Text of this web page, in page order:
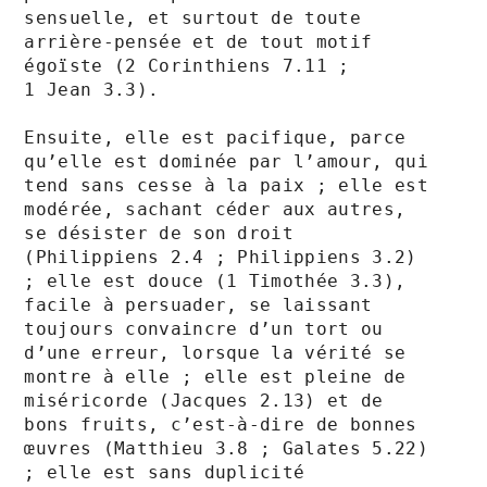
sensuelle, et surtout de toute
arrière-pensée et de tout motif
égoïste (2 Corinthiens 7.11 ;
1 Jean 3.3).
Ensuite, elle est pacifique, parce
qu’elle est dominée par l’amour, qui
tend sans cesse à la paix ; elle est
modérée, sachant céder aux autres,
se désister de son droit
(Philippiens 2.4 ; Philippiens 3.2)
; elle est douce (1 Timothée 3.3),
facile à persuader, se laissant
toujours convaincre d’un tort ou
d’une erreur, lorsque la vérité se
montre à elle ; elle est pleine de
miséricorde (Jacques 2.13) et de
bons fruits, c’est-à-dire de bonnes
œuvres (Matthieu 3.8 ; Galates 5.22)
; elle est sans duplicité